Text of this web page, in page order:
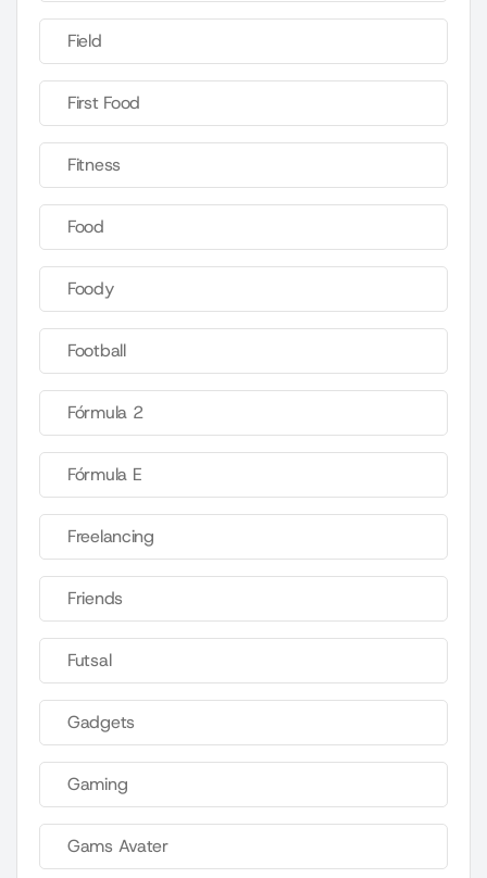
Field
First Food
Fitness
Food
Foody
Football
Fórmula 2
Fórmula E
Freelancing
Friends
Futsal
Gadgets
Gaming
Gams Avater